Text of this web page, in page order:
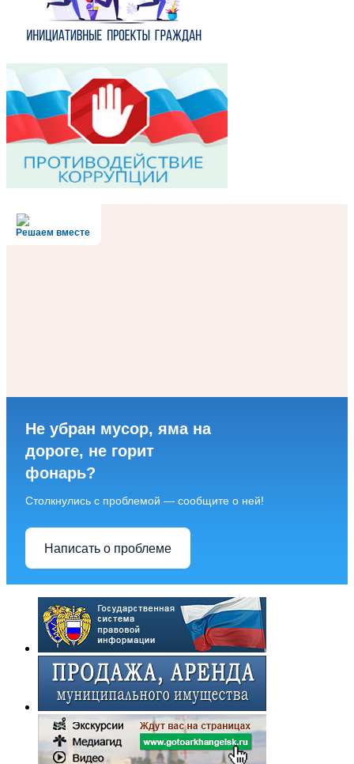
Решаем вместе
Не убран мусор, яма на
дороге, не горит
фонарь?
Столкнулись с проблемой — сообщите о ней!
Написать о проблеме